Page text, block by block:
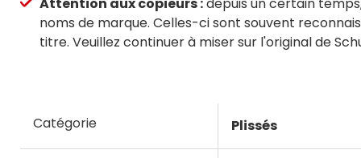
noms de marque. Celles-ci sont souvent
titre. Veuillez continuer à miser sur l'original de
Catégorie Plissés